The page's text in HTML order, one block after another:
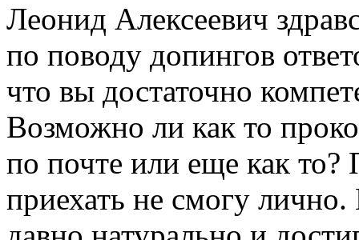
Леонид Алексеевич
по поводу допингов
что вы достаточно
Возможно ли как то
по почте или еще как то?
приехать не смогу